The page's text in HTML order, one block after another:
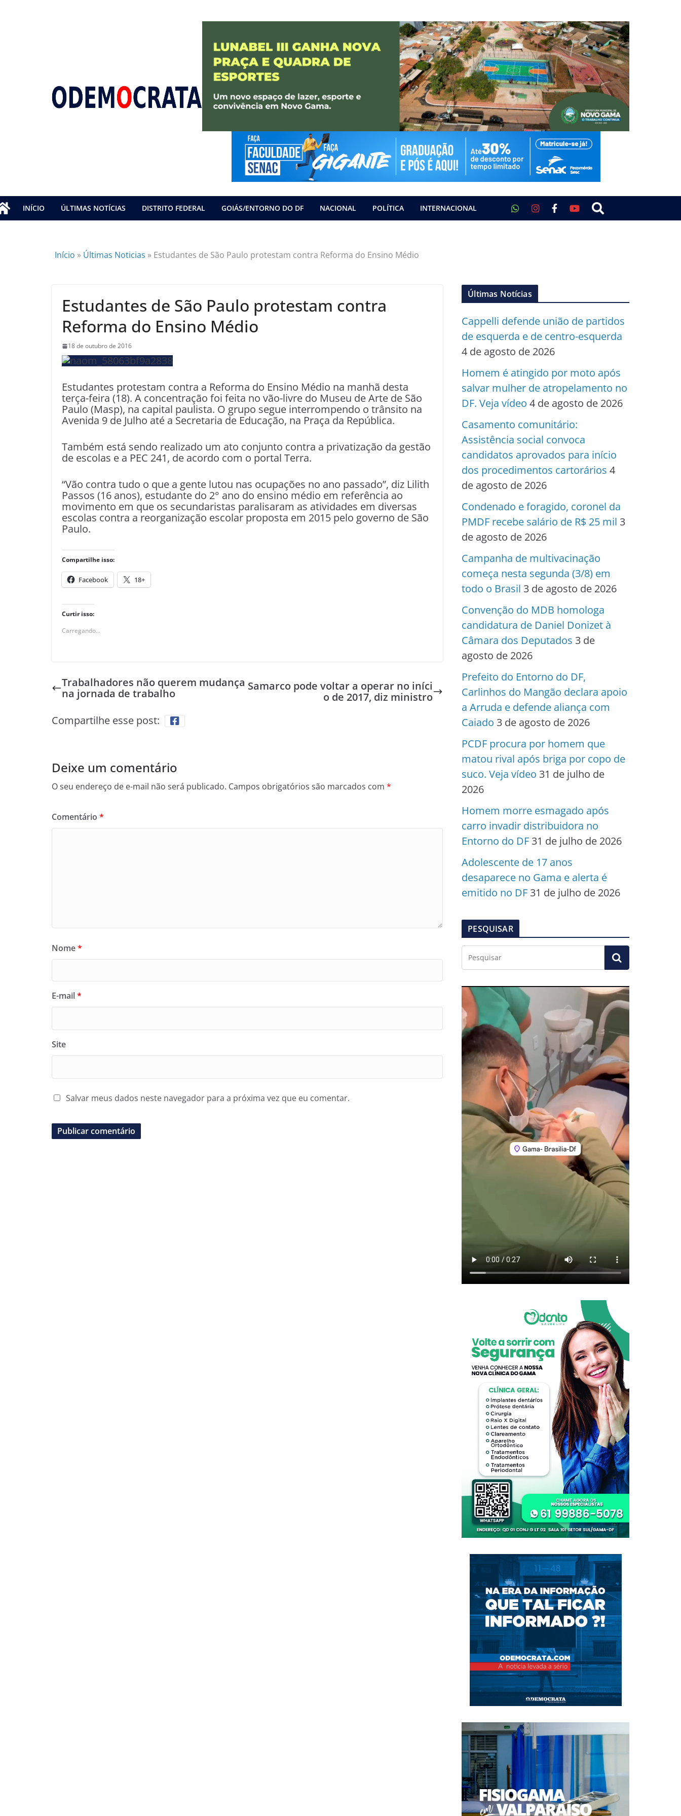
INÍCIO ÚLTIMAS NOTÍCIAS DISTRITO FEDERAL GOIÁS/ENTORNO DO DF NACIONAL POLÍTICA INTERNACIONAL
Início » Últimas Noticias » Estudantes de São Paulo protestam contra Reforma do Ensino Médio
Estudantes de São Paulo protestam contra
Reforma do Ensino Médio
18 de outubro de 2016
Estudantes protestam contra a Reforma do Ensino Médio na manhã desta
terça-feira (18). A concentração foi feita no vão-livre do Museu de Arte de São
Paulo (Masp), na capital paulista. O grupo segue interrompendo o trânsito na
Avenida 9 de Julho até a Secretaria de Educação, na Praça da República.
Também está sendo realizado um ato conjunto contra a privatização da gestão
de escolas e a PEC 241, de acordo com o portal Terra.
“Vão contra tudo o que a gente lutou nas ocupações no ano passado”, diz Lilith
Passos (16 anos), estudante do 2° ano do ensino médio em referência ao
movimento em que os secundaristas paralisaram as atividades em diversas
escolas contra a reorganização escolar proposta em 2015 pelo governo de São
Paulo.
Compartilhe isso:
Facebook 18+
Curtir isso:
Carregando...
Trabalhadores não querem mudança
na jornada de trabalho
Samarco pode voltar a operar no iníci
o de 2017, diz ministro
Compartilhe esse post:
Deixe um comentário
O seu endereço de e-mail não será publicado. Campos obrigatórios são marcados com *
Comentário *
Nome*
E-mail*
Site
Salvar meus dados neste navegador para a próxima vez que eu comentar.
Últimas Notícias
Cappelli defende união de partidos
de esquerda e de centro-esquerda
4 de agosto de 2026
Homem é atingido por moto após
salvar mulher de atropelamento no
DF. Veja vídeo 4 de agosto de 2026
Casamento comunitário:
Assistência social convoca
candidatos aprovados para início
dos procedimentos cartorários 4
de agosto de 2026
Condenado e foragido, coronel da
PMDF recebe salário de R$ 25 mil 3
de agosto de 2026
Campanha de multivacinação
começa nesta segunda (3/8) em
todo o Brasil 3 de agosto de 2026
Convenção do MDB homologa
candidatura de Daniel Donizet à
Câmara dos Deputados 3 de
agosto de 2026
Prefeito do Entorno do DF,
Carlinhos do Mangão declara apoio
a Arruda e defende aliança com
Caiado 3 de agosto de 2026
PCDF procura por homem que
matou rival após briga por copo de
suco. Veja vídeo 31 de julho de
2026
Homem morre esmagado após
carro invadir distribuidora no
Entorno do DF 31 de julho de 2026
Adolescente de 17 anos
desaparece no Gama e alerta é
emitido no DF 31 de julho de 2026
PESQUISAR